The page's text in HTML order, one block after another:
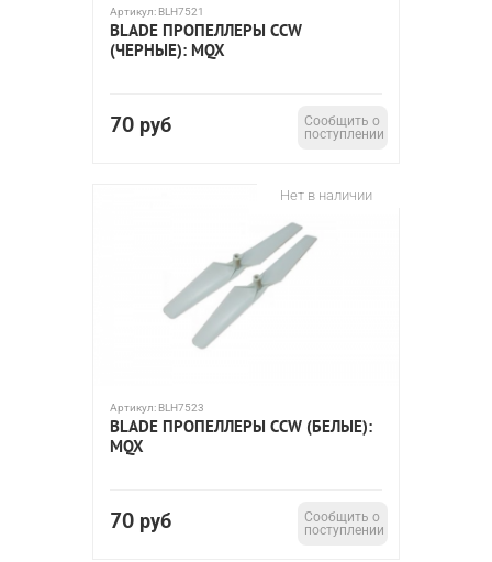
Артикул: BLH7521
BLADE ПРОПЕЛЛЕРЫ CCW
(ЧЕРНЫЕ): MQX
70 руб
Сообщить о
поступлении
Нет в наличии
Артикул: BLH7523
BLADE ПРОПЕЛЛЕРЫ CCW (БЕЛЫЕ):
MQX
70 руб
Сообщить о
поступлении